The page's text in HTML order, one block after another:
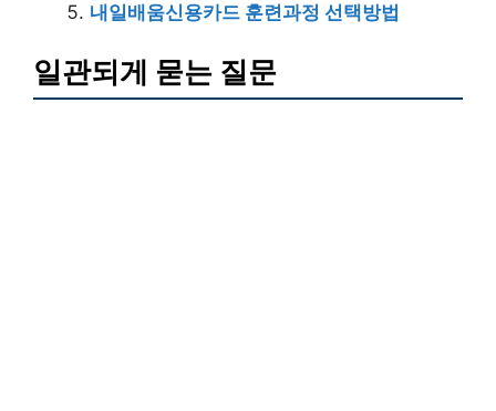
내일배움신용카드 훈련과정 선택방법
일관되게 묻는 질문